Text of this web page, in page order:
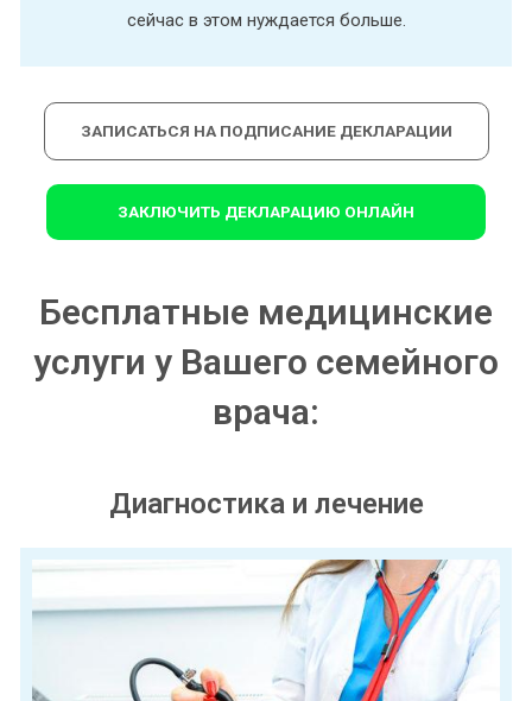
сейчас в этом нуждается больше.
ЗАПИСАТЬСЯ НА ПОДПИСАНИЕ ДЕКЛАРАЦИИ
ЗАКЛЮЧИТЬ ДЕКЛАРАЦИЮ ОНЛАЙН
Бесплатные медицинские
услуги у Вашего семейного
врача:
Диагностика и лечение